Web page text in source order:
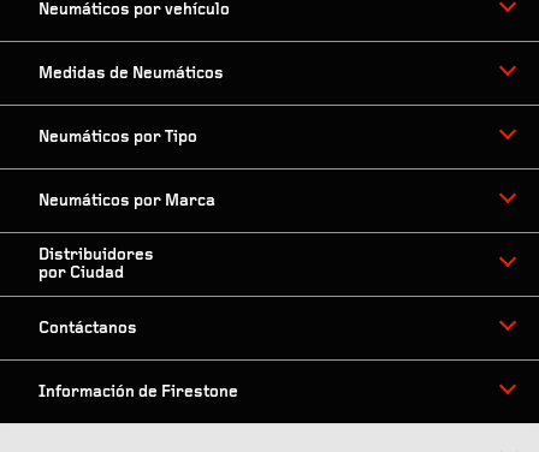
Neumáticos por vehículo
Medidas de Neumáticos
Neumáticos por Tipo
Neumáticos por Marca
Distribuidores
por Ciudad
Contáctanos
Información de Firestone